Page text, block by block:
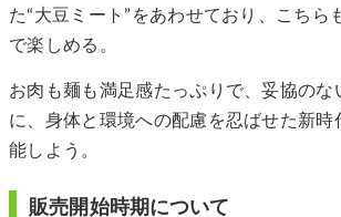
た“大豆ミート”をあわせており、こちら
で楽しめる。
お肉も麺も満足感たっぷりで、妥協のな
に、身体と環境への配慮を忍ばせた新時
能しよう。
販売開始時期について